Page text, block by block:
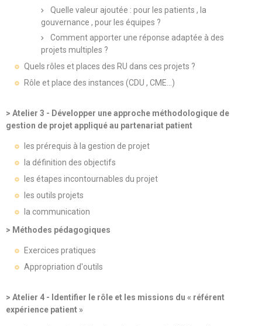
Quelle valeur ajoutée : pour les patients , la
gouvernance , pour les équipes ?
Comment apporter une réponse adaptée à des
projets multiples ?
Quels rôles et places des RU dans ces projets ?
Rôle et place des instances (CDU , CME…)
> Atelier 3 - Développer une approche méthodologique de
gestion de projet appliqué au partenariat patient
les prérequis à la gestion de projet
la définition des objectifs
les étapes incontournables du projet
les outils projets
la communication
> Méthodes pédagogiques
Exercices pratiques
Appropriation d'outils
> Atelier 4 - Identifier le rôle et les missions du « référent
expérience patient »